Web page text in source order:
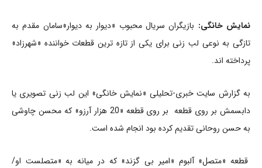
نمایش خانگی: بازیگران سریال محبوب «دیوار به دیوار»سامان مقدم به
تازگی به نوعی لب زنی برای یکی از تازه ترین قطعات خواننده «شهرزاد»
پرداخته اند.
به گزارش سایت خبری-تحلیلی «نمایش خانگی» این لب زنی تصویری یا
دابسمش بر روی قطعه بر روی قطعه «20 هزار آرزو» که محسن چاوشی
به حسن روحانی تقدیم کرده بود انجام شده است.
قطعه «متصل» آلبوم «امیر بی گزند» که در میانه به «متصلست او/